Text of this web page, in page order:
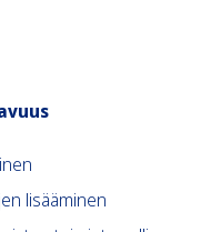
lisääminen